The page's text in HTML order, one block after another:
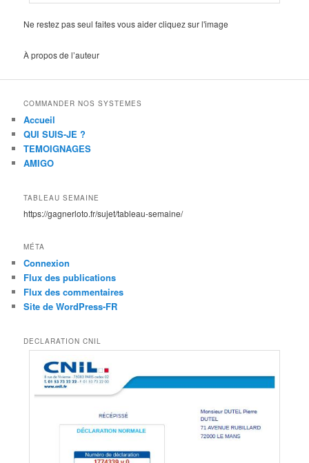
Ne restez pas seul faites vous aider cliquez sur l'image
À propos de l’auteur
COMMANDER NOS SYSTEMES
Accueil
QUI SUIS-JE ?
TEMOIGNAGES
AMIGO
TABLEAU SEMAINE
https://gagnerloto.fr/sujet/tableau-semaine/
MÉTA
Connexion
Flux des publications
Flux des commentaires
Site de WordPress-FR
DECLARATION CNIL